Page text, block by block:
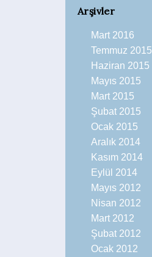
Arşivler
Mart 2016
Temmuz 2015
Haziran 2015
Mayıs 2015
Mart 2015
Şubat 2015
Ocak 2015
Aralık 2014
Kasım 2014
Eylül 2014
Mayıs 2012
Nisan 2012
Mart 2012
Şubat 2012
Ocak 2012